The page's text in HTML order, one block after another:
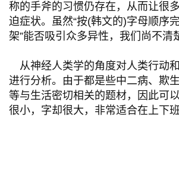
称的手斧的习惯仍存在，从而让很
迫症状。虽然“按(韩文的)字母顺序
架”能否吸引众多异性，我们尚不清
从神经人类学的角度对人类行动
进行分析。由于都是些中二病、欺
等与生活密切相关的题材，因此可
很小，字却很大，非常适合在上下